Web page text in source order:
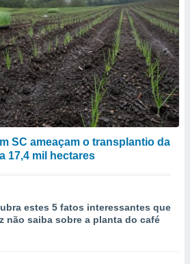
SC ameaçam o transplantio da
17,4 mil hectares
estes 5 fatos interessantes que
não saiba sobre a planta do café